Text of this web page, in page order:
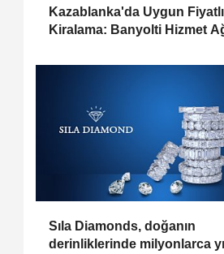
Kazablanka'da Uygun
Kiralama: Banyolti Hizmet
Sıla Diamonds, doğanın
derinliklerinde milyonlarca